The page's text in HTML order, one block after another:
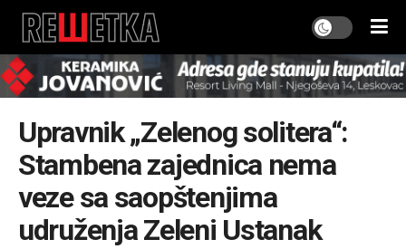
Upravnik „Zelenog solitera“:
Stambena zajednica nema
veze sa saopštenjima
udruženja Zeleni Ustanak